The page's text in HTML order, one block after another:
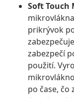
Soft Touch
prikrývok
zabezpečí
použití.
po čase, čo